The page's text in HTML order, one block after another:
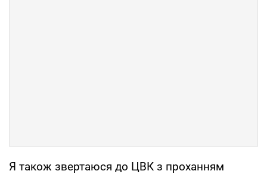
Я також звертаюся до ЦВК з проханням